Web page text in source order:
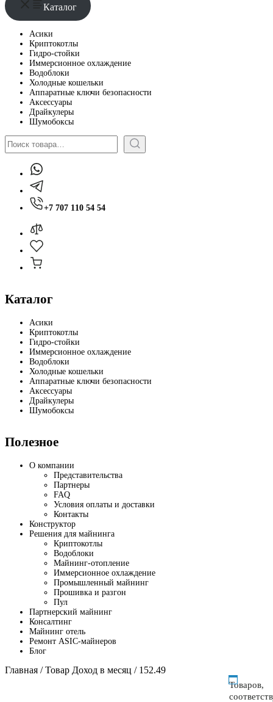
Каталог
Асики
Криптокотлы
Гидро-стойки
Иммерсионное охлаждение
Водоблоки
Холодные кошельки
Аппаратные ключи безопасности
Аксессуары
Драйкулеры
Шумобоксы
Поиск
+7 707 110 54 54
Каталог
Асики
Криптокотлы
Гидро-стойки
Иммерсионное охлаждение
Водоблоки
Холодные кошельки
Аппаратные ключи безопасности
Аксессуары
Драйкулеры
Шумобоксы
Полезное
О компании
Представительства
Партнеры
FAQ
Условия оплаты и доставки
Контакты
Конструктор
Решения для майнинга
Криптокотлы
Водоблоки
Майнинг-отопление
Иммерсионное охлаждение
Промышленный майнинг
Прошивка и разгон
Пул
Партнерский майнинг
Консалтинг
Майнинг отель
Ремонт ASIC-майнеров
Блог
Главная / Товар Доход в месяц / 152.49
Товаров,